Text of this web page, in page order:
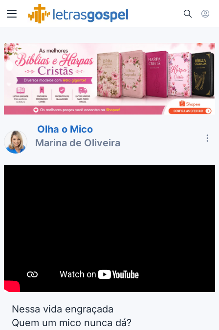
Olha o Mico
Marina de Oliveira
Nessa vida engraçada
Quem um mico nunca dá?